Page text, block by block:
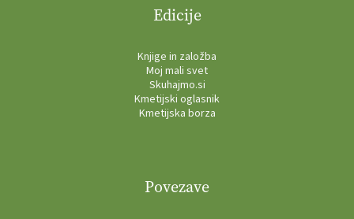
Edicije
Knjige in založba
Moj mali svet
Skuhajmo.si
Kmetijski oglasnik
Kmetijska borza
Povezave